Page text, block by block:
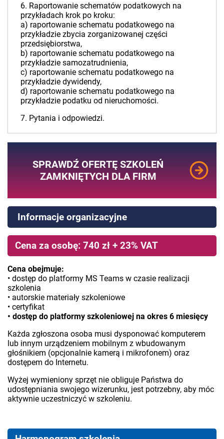
6. Raportowanie schematów podatkowych na
przykładach krok po kroku:
a) raportowanie schematu podatkowego na
przykładzie zbycia zorganizowanej części
przedsiębiorstwa,
b) raportowanie schematu podatkowego na
przykładzie samozatrudnienia,
c) raportowanie schematu podatkowego na
przykładzie dywidendy,
d) raportowanie schematu podatkowego na
przykładzie podatku od nieruchomości.
7. Pytania i odpowiedzi.
SPRAWDŹ OFERTĘ SZKOLEŃ
ZAMKNIĘTYCH DLA FIRM
Informacje organizacyjne
Cena za osobę: 740 zł + 23% VAT
Cena obejmuje:
• dostęp do platformy MS Teams w czasie realizacji
szkolenia
• autorskie materiały szkoleniowe
• certyfikat
• dostęp do platformy szkoleniowej na okres 6 miesięcy
Każda zgłoszona osoba musi dysponować komputerem
lub innym urządzeniem mobilnym z wbudowanym
głośnikiem (opcjonalnie kamerą i mikrofonem) oraz
dostępem do Internetu.
Wyżej wymieniony sprzęt nie obliguje Państwa do
udostępniania swojego wizerunku, jest potrzebny, aby móc
aktywnie uczestniczyć w szkoleniu.